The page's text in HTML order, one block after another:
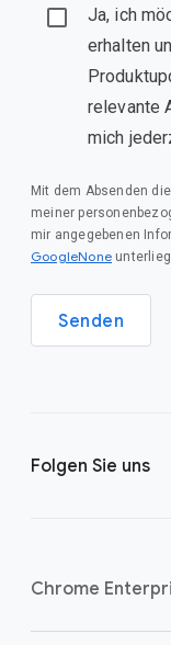
Ja, ich
erhalten
relevante
mich
Mit dem Absenden
meiner
mir angegebenen
GoogleNone
Senden
Folgen Sie uns
Chrome